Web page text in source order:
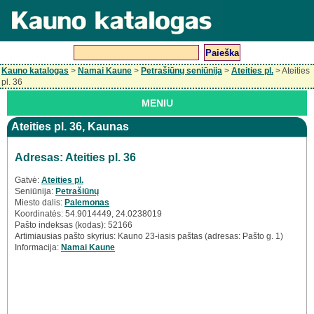
Kauno katalogas > Namai Kaune > Petrašiūnų seniūnija > Ateities pl. > Ateities
pl. 36
MENIU
Ateities pl. 36, Kaunas
Adresas: Ateities pl. 36
Gatvė: Ateities pl.
Seniūnija: Petrašiūnų
Miesto dalis: Palemonas
Koordinatės: 54.9014449, 24.0238019
Pašto indeksas (kodas): 52166
Artimiausias pašto skyrius: Kauno 23-iasis paštas (adresas: Pašto g. 1)
Informacija: Namai Kaune